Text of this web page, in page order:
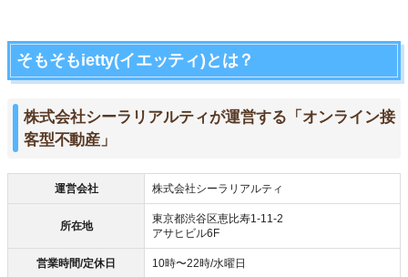
そもそもietty(イエッティ)とは？
株式会社シーラリアルティが運営する「オンライン接
客型不動産」
運営会社 株式会社シーラリアルティ
所在地
東京都渋谷区恵比寿1-11-2
アサヒビル6F
営業時間/定休日 10時〜22時/水曜日